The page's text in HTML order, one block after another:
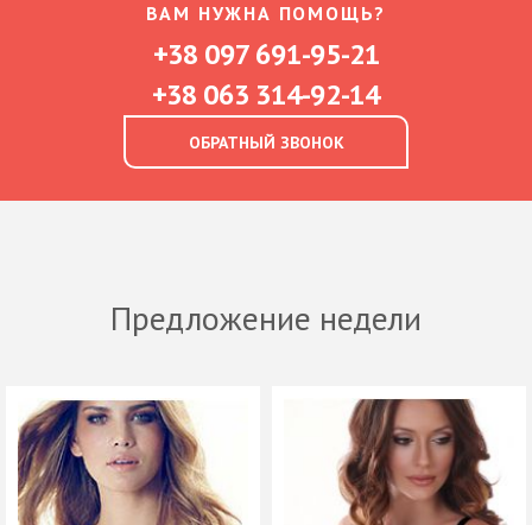
ВАМ НУЖНА ПОМОЩЬ?
+38 097 691-95-21
+38 063 314-92-14
ОБРАТНЫЙ ЗВОНОК
Предложение недели